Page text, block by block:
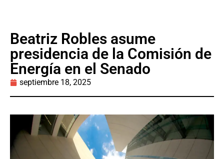
Beatriz Robles asume
presidencia de la Comisión de
Energía en el Senado
septiembre 18, 2025